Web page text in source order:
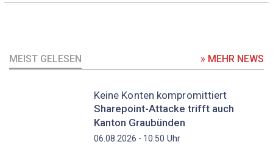
MEIST GELESEN » MEHR NEWS
Keine Konten kompromittiert
Sharepoint-Attacke trifft auch
Kanton Graubünden
06.08.2026 - 10:50 Uhr